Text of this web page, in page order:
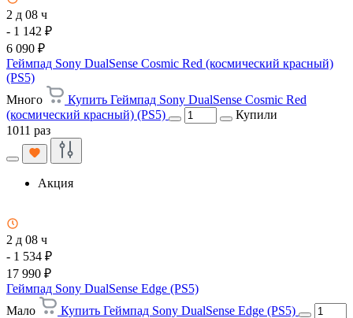
2 д 08 ч
- 1 142 ₽
6 090 ₽
Геймпад Sony DualSense Cosmic Red (космический красный)
(PS5)
Много
Купить Геймпад Sony DualSense Cosmic Red
(космический красный) (PS5)
Купили
1011 раз
Акция
2 д 08 ч
- 1 534 ₽
17 990 ₽
Геймпад Sony DualSense Edge (PS5)
Мало
Купить Геймпад Sony DualSense Edge (PS5)